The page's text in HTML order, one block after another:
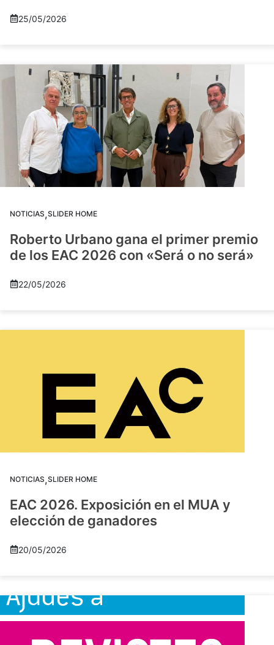
25/05/2026
NOTICIAS,SLIDER HOME
Roberto Urbano gana el primer premio
de los EAC 2026 con «Será o no será»
22/05/2026
NOTICIAS,SLIDER HOME
EAC 2026. Exposición en el MUA y
elección de ganadores
20/05/2026